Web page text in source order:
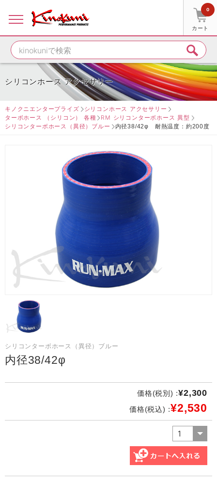
カート
0
シリコンホース アクセサリー
キノクニエンタープライズ
シリコンホース アクセサリー
ターボホース （シリコン） 各種
RM シリコンターボホース 異型
シリコンターボホース（異径）ブルー
内径38/42φ 耐熱温度：約200度
シリコンターボホース（異径）ブルー
内径38/42φ
価格(税別) :¥2,300
価格(税込) :¥2,530